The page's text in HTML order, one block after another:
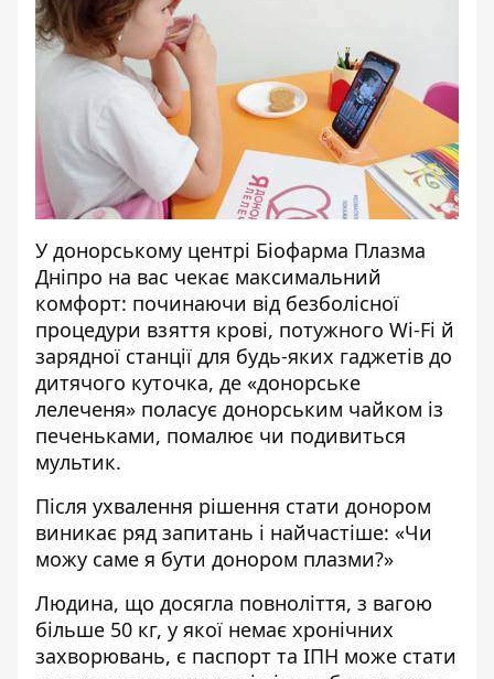
У донорському центрі Біофарма Плазма
Дніпро на вас чекає максимальний
комфорт: починаючи від безболісної
процедури взяття крові, потужного Wi-Fi й
зарядної станції для будь-яких гаджетів до
дитячого куточка, де «донорське
лелеченя» поласує донорським чайком із
печеньками, помалює чи подивиться
мультик.
Після ухвалення рішення стати донором
виникає ряд запитань і найчастіше: «Чи
можу саме я бути донором плазми?»
Людина, що досягла повноліття, з вагою
більше 50 кг, у якої немає хронічних
захворювань, є паспорт та ІПН може стати